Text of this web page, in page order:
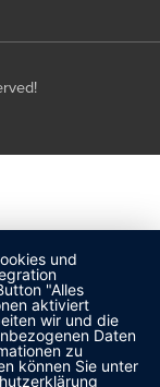
und
"Alles
aktiviert
wir und die
Daten
zu
können Sie unter